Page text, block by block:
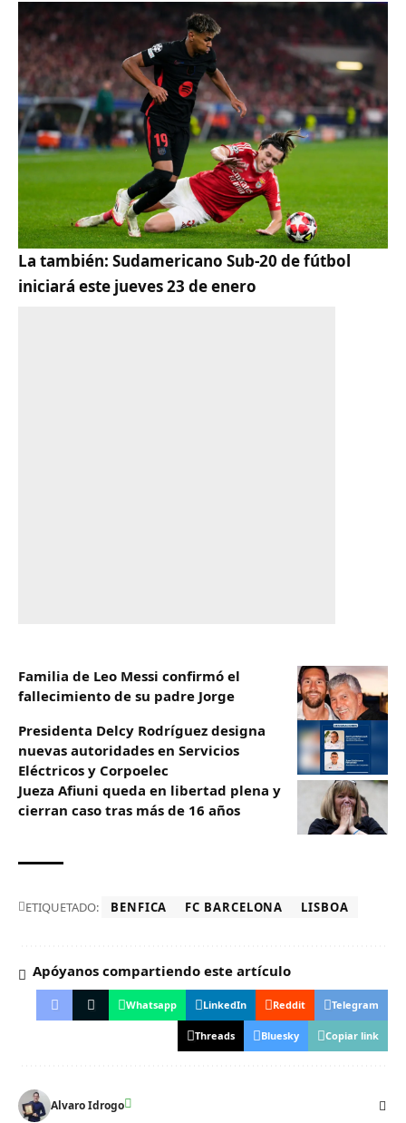
La también: Sudamericano Sub-20 de fútbol
iniciará este jueves 23 de enero
Familia de Leo Messi confirmó el
fallecimiento de su padre Jorge
Presidenta Delcy Rodríguez designa
nuevas autoridades en Servicios
Eléctricos y Corpoelec
Jueza Afiuni queda en libertad plena y
cierran caso tras más de 16 años
ETIQUETADO: BENFICA FC BARCELONA LISBOA
Apóyanos compartiendo este artículo
Whatsapp LinkedIn Reddit Telegram
Threads Bluesky Copiar link
Alvaro Idrogo